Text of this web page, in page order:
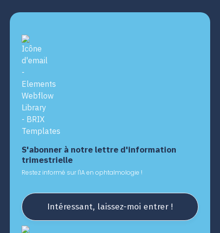
S'abonner à notre lettre d'information
trimestrielle
Restez informé sur l'IA en ophtalmologie !
Intéressant, laissez-moi entrer !